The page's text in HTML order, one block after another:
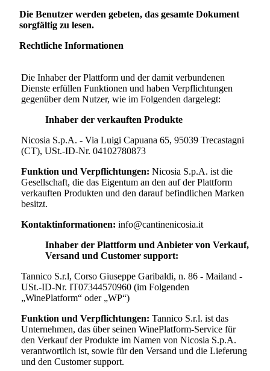
Die Benutzer werden gebeten, das gesamte Dokument
sorgfältig zu lesen.
Rechtliche Informationen
Die Inhaber der Plattform und der damit verbundenen
Dienste erfüllen Funktionen und haben Verpflichtungen
gegenüber dem Nutzer, wie im Folgenden dargelegt:
Inhaber der verkauften Produkte
Nicosia S.p.A. - Via Luigi Capuana 65, 95039 Trecastagni
(CT), USt.-ID-Nr. 04102780873
Funktion und Verpflichtungen: Nicosia S.p.A. ist die
Gesellschaft, die das Eigentum an den auf der Plattform
verkauften Produkten und den darauf befindlichen Marken
besitzt.
Kontaktinformationen: info@cantinenicosia.it
Inhaber der Plattform und Anbieter von Verkauf,
Versand und Customer support:
Tannico S.r.l, Corso Giuseppe Garibaldi, n. 86 - Mailand -
USt.-ID-Nr. IT07344570960 (im Folgenden
„WinePlatform“ oder „WP“)
Funktion und Verpflichtungen: Tannico S.r.l. ist das
Unternehmen, das über seinen WinePlatform-Service für
den Verkauf der Produkte im Namen von Nicosia S.p.A.
verantwortlich ist, sowie für den Versand und die Lieferung
und den Customer support.